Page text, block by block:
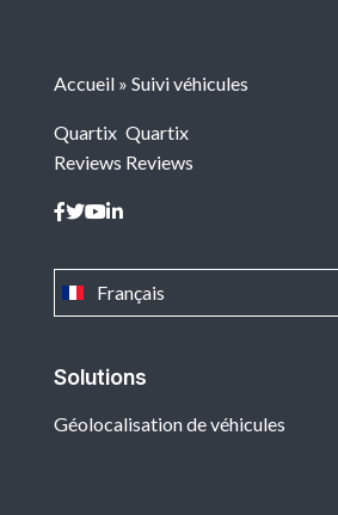
Solutions
Géolocalisation de véhicules
Français
Accueil » Suivi véhicules
Quartix
Reviews
Quartix
Reviews